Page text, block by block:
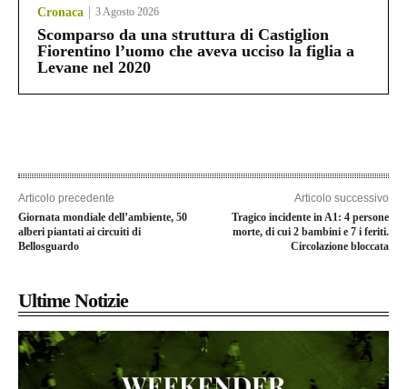
Cronaca 3 Agosto 2026
Scomparso da una struttura di Castiglion
Fiorentino l’uomo che aveva ucciso la figlia a
Levane nel 2020
Articolo precedente
Giornata mondiale dell’ambiente, 50
alberi piantati ai circuiti di
Bellosguardo
Articolo successivo
Tragico incidente in A1: 4 persone
morte, di cui 2 bambini e 7 i feriti.
Circolazione bloccata
Ultime Notizie